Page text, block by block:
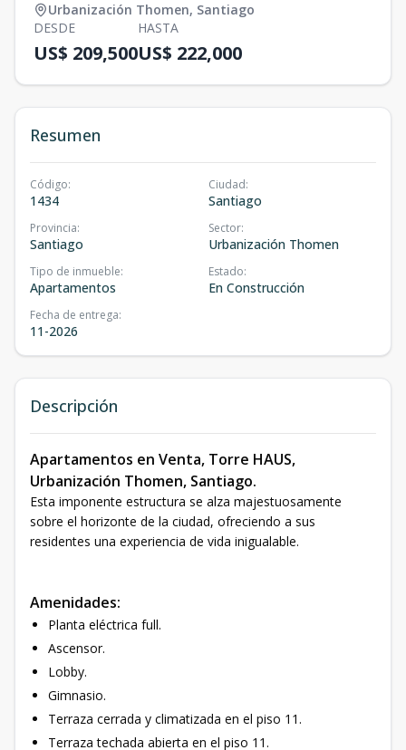
Urbanización Thomen, Santiago
DESDE
US$ 209,500
HASTA
US$ 222,000
Resumen
Código:
1434
Ciudad:
Santiago
Provincia:
Santiago
Sector:
Urbanización Thomen
Tipo de inmueble:
Apartamentos
Estado:
En Construcción
Fecha de entrega:
11-2026
Descripción
Apartamentos en Venta, Torre HAUS,
Urbanización Thomen, Santiago.
Esta imponente estructura se alza majestuosamente
sobre el horizonte de la ciudad, ofreciendo a sus
residentes una experiencia de vida inigualable.
Amenidades:
Planta eléctrica full.
Ascensor.
Lobby.
Gimnasio.
Terraza cerrada y climatizada en el piso 11.
Terraza techada abierta en el piso 11.